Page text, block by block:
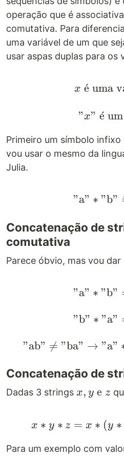
operação que é
comutativa. Para
uma variável de um que
usar aspas duplas para os
x e
ˊ uma
"x" e
ˊ
Primeiro um símbolo
vou usar o mesmo da
Julia.
"a" ∗ "b"
Concatenação de
comutativa
Parece óbvio, mas vou
"a" ∗ "b"
"b" ∗ "a"
"ab" 
= "ba" → "a"
Concatenação de
Dadas 3 strings x, y
x, y e z
x ∗ y ∗ z = x ∗ (y ∗
Para um exemplo com